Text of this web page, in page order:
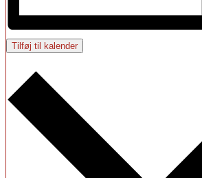
Tilføj til kalender